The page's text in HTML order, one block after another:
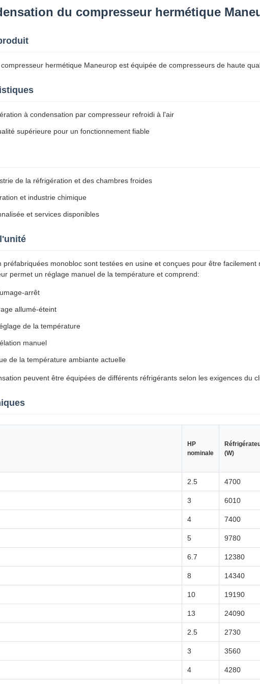
du compresseur hermétique
hermétique Maneurop est équipée de compresseurs de haute
à condensation par compresseur refroidi à l'air
supérieure pour un fonctionnement fiable
de la réfrigération et des chambres froides
et industrie chimique
et services disponibles
préfabriquées monobloc sont testées en usine et conçues pour être
permet un réglage manuel de la température et comprend:
arrêt
allumé-éteint
de la température
manuel
de la température ambiante actuelle
peuvent être équipées de différents réfrigérants selon les exigences du
HP
nominale
(W)
2.5 4700
3 6010
4 7400
5 9780
6.7 12380
8 14340
10 19190
13 24090
2.5 2730
3 3560
4 4280